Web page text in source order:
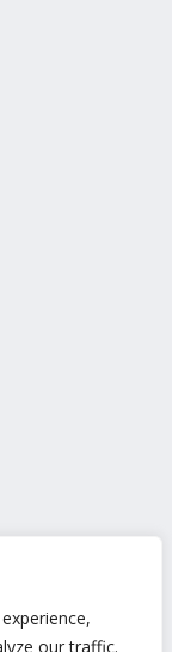
our traffic.